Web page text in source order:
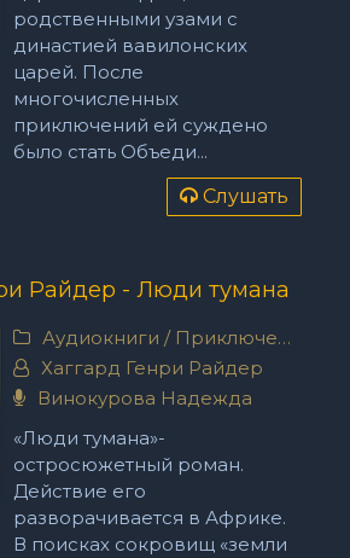
родственными узами с
династией вавилонских
царей. После
многочисленных
приключений ей суждено
было стать Объеди...
Слушать
Райдер - Люди тумана
Аудиокниги / Приключения
Хаггард Генри Райдер
Винокурова Надежда
«Люди тумана»-
остросюжетный роман.
Действие его
разворачивается в Африке.
В поисках сокровищ «земли